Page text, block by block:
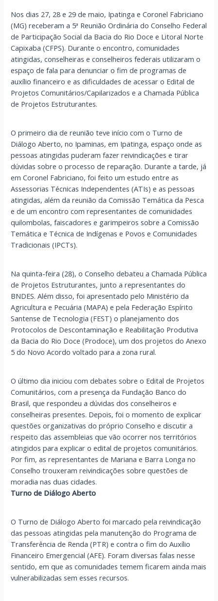
Nos dias 27, 28 e 29 de maio, Ipatinga e Coronel Fabriciano
(MG) receberam a 5ª Reunião Ordinária do Conselho Federal
de Participação Social da Bacia do Rio Doce e Litoral Norte
Capixaba (CFPS). Durante o encontro, comunidades
atingidas, conselheiras e conselheiros federais utilizaram o
espaço de fala para denunciar o fim de programas de
auxílio financeiro e as dificuldades de acessar o Edital de
Projetos Comunitários/Capilarizados e a Chamada Pública
de Projetos Estruturantes.
O primeiro dia de reunião teve início com o Turno de
Diálogo Aberto, no Ipaminas, em Ipatinga, espaço onde as
pessoas atingidas puderam fazer reivindicações e tirar
dúvidas sobre o processo de reparação. Durante a tarde, já
em Coronel Fabriciano, foi feito um estudo entre as
Assessorias Técnicas Independentes (ATIs) e as pessoas
atingidas, além da reunião da Comissão Temática da Pesca
e de um encontro com representantes de comunidades
quilombolas, faiscadores e garimpeiros sobre a Comissão
Temática e Técnica de Indígenas e Povos e Comunidades
Tradicionais (IPCTs).
Na quinta-feira (28), o Conselho debateu a Chamada Pública
de Projetos Estruturantes, junto a representantes do
BNDES. Além disso, foi apresentado pelo Ministério da
Agricultura e Pecuária (MAPA) e pela Federação Espírito
Santense de Tecnologia (FEST) o planejamento dos
Protocolos de Descontaminação e Reabilitação Produtiva
da Bacia do Rio Doce (Prodoce), um dos projetos do Anexo
5 do Novo Acordo voltado para a zona rural.
O último dia iniciou com debates sobre o Edital de Projetos
Comunitários, com a presença da Fundação Banco do
Brasil, que respondeu a dúvidas dos conselheiros e
conselheiras presentes. Depois, foi o momento de explicar
questões organizativas do próprio Conselho e discutir a
respeito das assembleias que vão ocorrer nos territórios
atingidos para explicar o edital de projetos comunitários.
Por fim, as representantes de Mariana e Barra Longa no
Conselho trouxeram reivindicações sobre questões de
moradia nas duas cidades.
Turno de Diálogo Aberto
O Turno de Diálogo Aberto foi marcado pela reivindicação
das pessoas atingidas pela manutenção do Programa de
Transferência de Renda (PTR) e contra o fim do Auxílio
Financeiro Emergencial (AFE). Foram diversas falas nesse
sentido, em que as comunidades temem ficarem ainda mais
vulnerabilizadas sem esses recursos.